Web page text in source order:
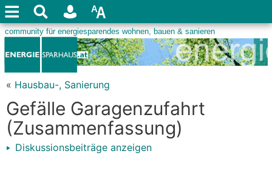
« Hausbau-, Sanierung
Gefälle Garagenzufahrt
(Zusammenfassung)
Diskussionsbeiträge anzeigen